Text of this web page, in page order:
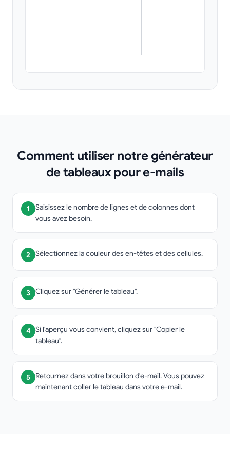
Comment utiliser notre générateur
de tableaux pour e-mails
1
Saisissez le nombre de lignes et de colonnes dont
vous avez besoin.
2 Sélectionnez la couleur des en-têtes et des cellules.
3 Cliquez sur "Générer le tableau".
4 Si l'aperçu vous convient, cliquez sur "Copier le
tableau".
5
Retournez dans votre brouillon d'e-mail. Vous pouvez
maintenant coller le tableau dans votre e-mail.